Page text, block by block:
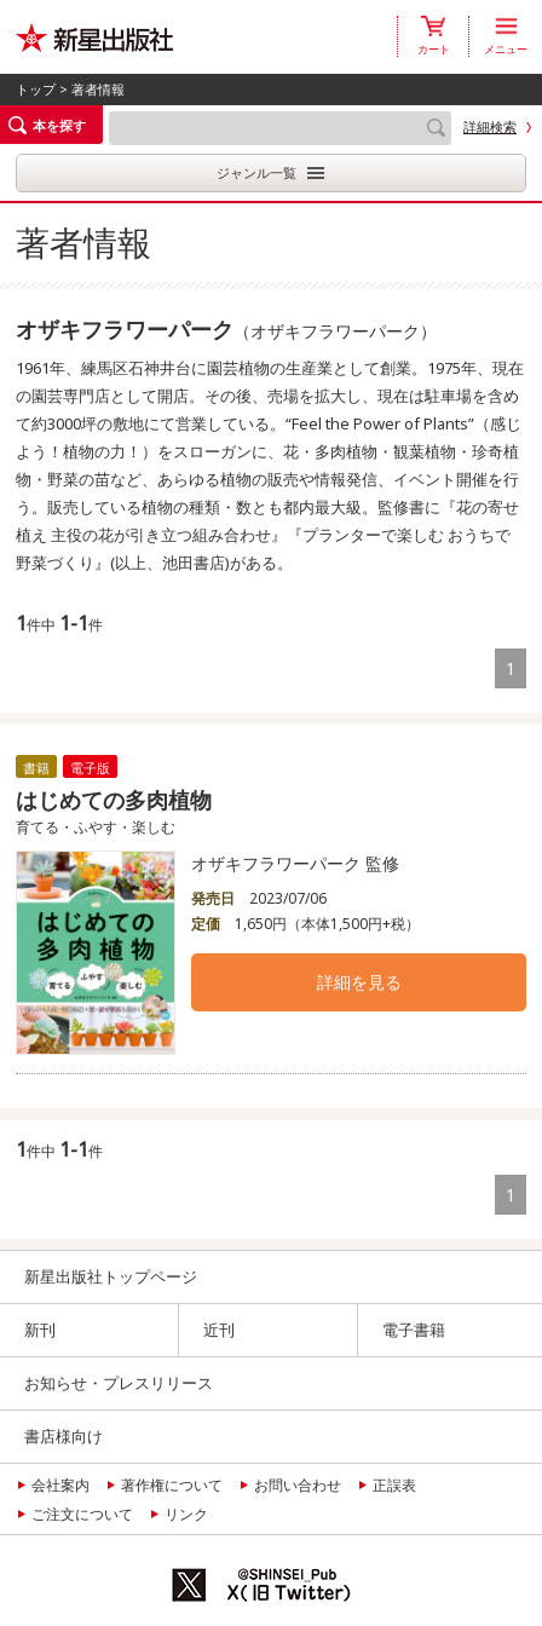
カート メニュー
トップ> 著者情報
本を探す
詳細検索
ジャンル一覧
著者情報
オザキフラワーパーク （オザキフラワーパーク）
1961年、練馬区石神井台に園芸植物の生産業として創業。1975年、現在
の園芸専門店として開店。その後、売場を拡大し、現在は駐車場を含め
て約3000坪の敷地にて営業している。“Feel the Power of Plants”（感じ
よう！植物の力！）をスローガンに、花・多肉植物・観葉植物・珍奇植
物・野菜の苗など、あらゆる植物の販売や情報発信、イベント開催を行
う。販売している植物の種類・数とも都内最大級。監修書に『花の寄せ
植え 主役の花が引き立つ組み合わせ』『プランターで楽しむ おうちで
野菜づくり』(以上、池田書店)がある。
1件中 1-1件
1
書籍 電子版
はじめての多肉植物
育てる・ふやす・楽しむ
オザキフラワーパーク 監修
発売日
2023/07/06
定価
1,650円（本体1,500円+税）
詳細を見る
1件中 1-1件
1
新星出版社トップページ
新刊 近刊 電子書籍
お知らせ・プレスリリース
書店様向け
会社案内 著作権について お問い合わせ
正誤表
ご注文について
リンク